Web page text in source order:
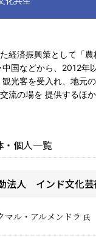
経済振興策として「農
中国などから、2012年
観光客を受入れ、地元
流の場を 提供するほ
・個人一覧
法人 インド文化
マル・アルメンドラ 氏